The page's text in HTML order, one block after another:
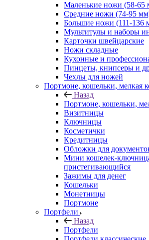
Маленькие ножи (58-65
Средние ножи (74-95
Большие ножи (111-136
Мультитулы и наборы
Карточки швейцарские
Ножи складные
Кухонные и
Пинцеты, книпсеры и
Чехлы для ножей
Портмоне, кошельки, мелкая
Назад
Портмоне, кошельки,
Визитницы
Ключницы
Косметички
Кредитницы
Обложки для
Мини кошелек-
пристегивающийся
Зажимы для денег
Кошельки
Монетницы
Портмоне
Портфели
Назад
Портфели